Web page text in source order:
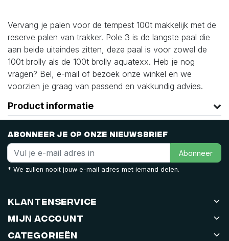
Vervang je palen voor de tempest 100t makkelijk met de
reserve palen van trakker. Pole 3 is de langste paal die
aan beide uiteindes zitten, deze paal is voor zowel de
100t brolly als de 100t brolly aquatexx. Heb je nog
vragen? Bel, e-mail of bezoek onze winkel en we
voorzien je graag van passend en vakkundig advies.
Product informatie
Abonneer je op onze nieuwsbrief
Abonneer
* We zullen nooit jouw e-mail adres met iemand delen.
Klantenservice
Mijn account
Categorieën